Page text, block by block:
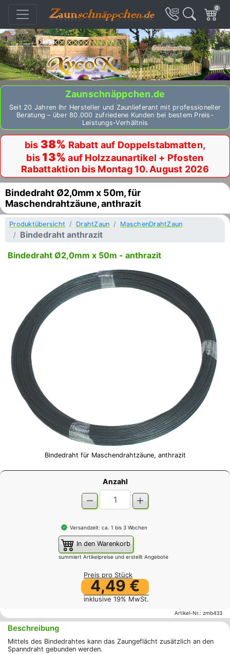
0
Zaunschnäppchen.de
Seit 20 Jahren Ihr Hersteller und Zaunlieferant mit professioneller
Beratung – über 80.000 zufriedene Kunden bei bestem Preis-
Leistungs-Verhältnis
bis 38% Rabatt auf Doppelstabmatten,
bis 13% auf Holzzaunartikel + Pfosten
Rabattaktion bis Montag 10. August 2026
Bindedraht Ø2,0mm x 50m, für
Maschendrahtzäune, anthrazit
Produktübersicht DrahtZaun MaschenDrahtZaun
Bindedraht anthrazit
Bindedraht Ø2,0mm x 50m - anthrazit
Bindedraht für Maschendrahtzäune, anthrazit
Anzahl
Versandzeit: ca. 1 bis 3 Wochen
In den Warenkorb
summiert Artikelpreise und erstellt Angebote
Preis pro Stück
4,49 €
inklusive 19% MwSt.
Artikel-Nr.: zmb433
Beschreibung
Mittels des Bindedrahtes kann das Zaungeflächt zusätzlich an den
Spanndraht gebunden werden.